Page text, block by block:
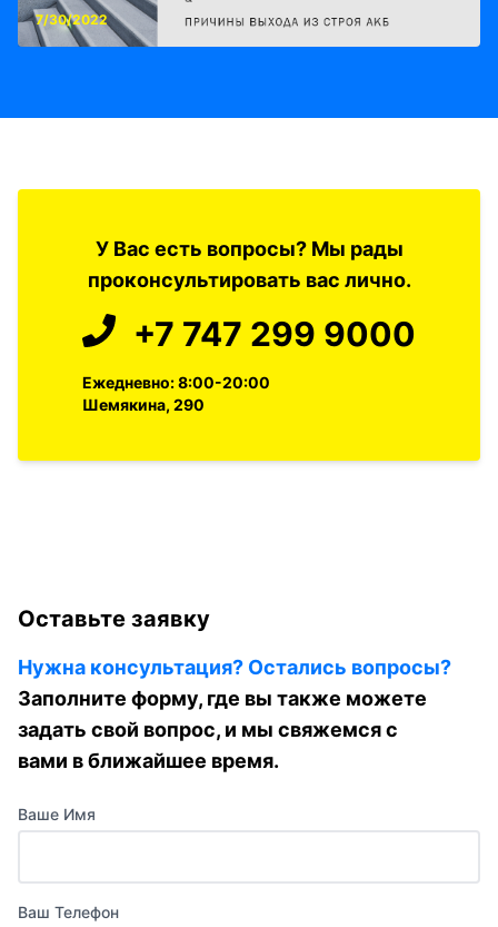
7/30/2022
У Вас есть вопросы? Мы рады
проконсультировать вас лично.
+7 747 299 9000
Ежедневно: 8:00-20:00
Шемякина, 290
Оставьте заявку
Нужна консультация? Остались вопросы?
Заполните форму, где вы также можете
задать свой вопрос, и мы свяжемся с
вами в ближайшее время.
Ваше Имя
Ваш Телефон